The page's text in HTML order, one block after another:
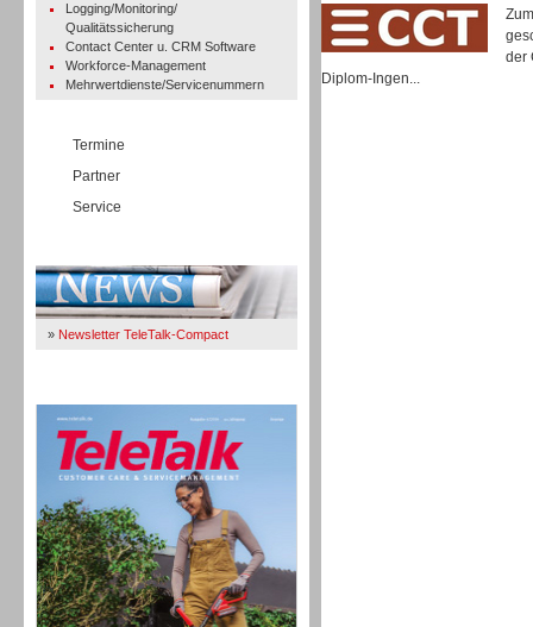
Logging/Monitoring/
Qualitätssicherung
Contact Center u. CRM Software
Workforce-Management
Mehrwertdienste/Servicenummern
Termine
Partner
Service
» Newsletter TeleTalk-Compact
der
Diplom-Ingen...